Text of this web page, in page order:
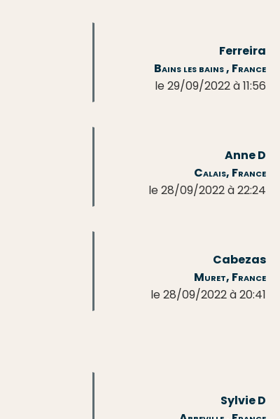
Ferreira
Bains les bains , France
le 29/09/2022 à 11:56
Anne D
Calais, France
le 28/09/2022 à 22:24
Cabezas
Muret, France
le 28/09/2022 à 20:41
Sylvie D